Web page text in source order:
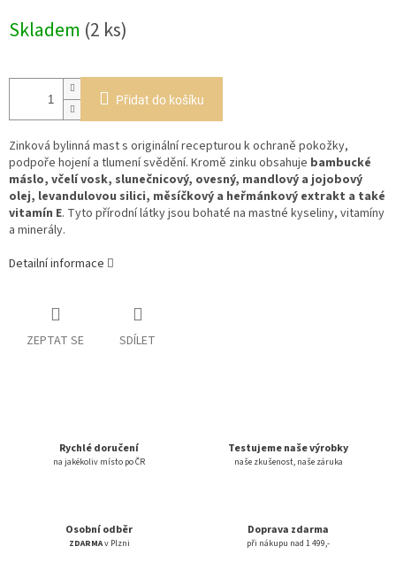
cena:
Skladem (2 ks)
Přidat do košíku
Zinková bylinná mast s originální recepturou k ochraně pokožky,
podpoře hojení a tlumení svědění. Kromě zinku obsahuje bambucké
máslo, včelí vosk, slunečnicový, ovesný, mandlový a jojobový
olej, levandulovou silici, měsíčkový a heřmánkový extrakt a také
vitamín E. Tyto přírodní látky jsou bohaté na mastné kyseliny, vitamíny
a minerály.
Detailní informace
ZEPTAT SE SDÍLET
Rychlé doručení
na jakékoliv místo po ČR
Testujeme naše výrobky
naše zkušenost, naše záruka
Osobní odběr
ZDARMAv Plzni
Doprava zdarma
při nákupu nad 1 499,-